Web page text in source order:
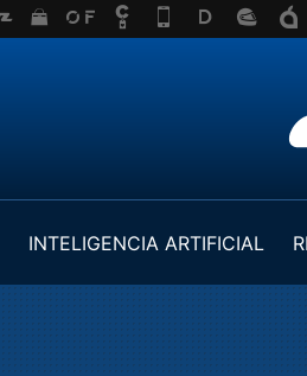
INTELIGENCIA ARTIFICIAL